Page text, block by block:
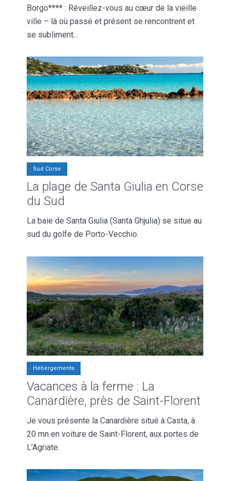
Borgo**** : Réveillez-vous au cœur de la vieille
ville – là où passé et présent se rencontrent et
se subliment...
Sud Corse
La plage de Santa Giulia en Corse
du Sud
La baie de Santa Giulia (Santa Ghjulia) se situe au
sud du golfe de Porto-Vecchio.
Hébergements
Vacances à la ferme : La
Canardière, près de Saint-Florent
Je vous présente la Canardière situé à Casta, à
20 mn en voiture de Saint-Florent, aux portes de
L’Agriate.